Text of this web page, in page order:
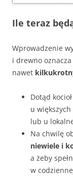
Ile teraz
Wprowadzenie
i drewno
nawet
Dotąd
u
lub u
Na chwilę
niewiele i
a żeby
w